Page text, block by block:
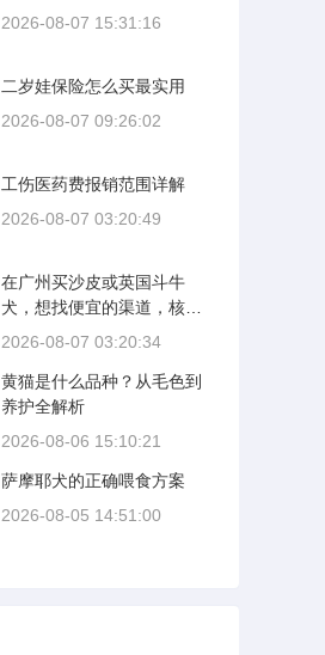
2026-08-07 15:31:16
二岁娃保险怎么买最实用
2026-08-07 09:26:02
工伤医药费报销范围详解
2026-08-07 03:20:49
在广州买沙皮或英国斗牛
犬，想找便宜的渠道，核心
是分清“便宜”和“捡漏”的界
种，价格比北方城市有优
势；英国斗牛犬则完全是另
一套行情。下面直接说具体
间。
2026-08-07 03:20:34
黄猫是什么品种？从毛色到
养护全解析
2026-08-06 15:10:21
萨摩耶犬的正确喂食方案
2026-08-05 14:51:00